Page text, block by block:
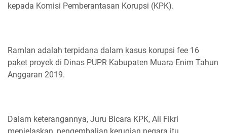
kepada Komisi Pemberantasan Korupsi (KPK).
Ramlan adalah terpidana dalam kasus korupsi fee 16
paket proyek di Dinas PUPR Kabupaten Muara Enim Tahun
Anggaran 2019.
Dalam keterangannya, Juru Bicara KPK, Ali Fikri